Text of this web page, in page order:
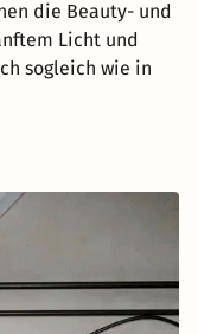
die Beauty- und
Licht und
sogleich wie in